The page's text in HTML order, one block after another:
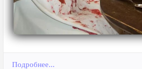
Подробнее...